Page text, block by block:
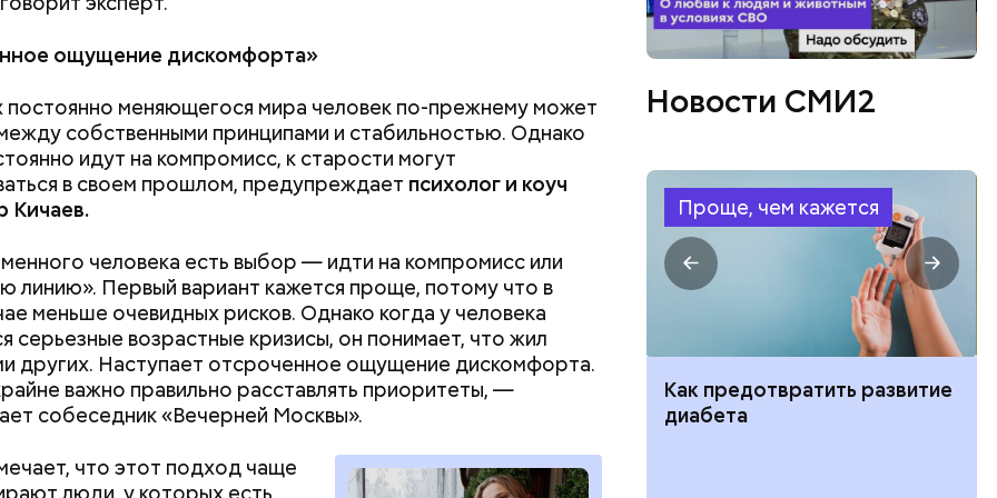
ощущение дискомфорта»
постоянно меняющегося мира человек по-прежнему может
собственными принципами и стабильностью. Однако
идут на компромисс, к старости могут
в своем прошлом, предупреждает психолог и коуч
Кичаев.
человека есть выбор — идти на компромисс или
линию». Первый вариант кажется проще, потому что в
меньше очевидных рисков. Однако когда у человека
серьезные возрастные кризисы, он понимает, что жил
других. Наступает отсроченное ощущение дискомфорта.
важно правильно расставлять приоритеты, —
собеседник «Вечерней Москвы».
что этот подход чаще
на месте и не двигаться;
в коем случае махать руками;
пытаться «поймать» молнию или потрогать, особенно
предметами.
суток мы постоянно были на ногах. Каждые два часа
замеры радиации. Время от выезда до выезда — на
и есть работа. Ее надо выполнять, — говорит он.
Новости СМИ2
Проще, чем кажется
Как получить до 100 тысяч
рублей от государства при
претендовать и какие нужны
документы
Как узнать, снесут ли дом по
реновации в Москве: где
Как предотвратить развитие
диабета